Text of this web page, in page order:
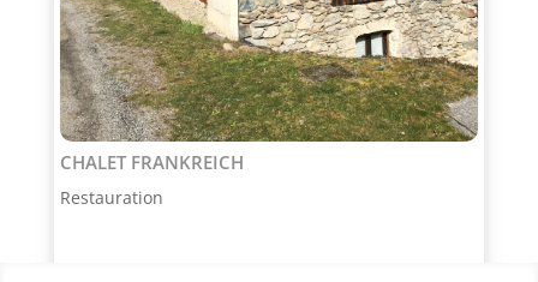
CHALET FRANKREICH
Restauration